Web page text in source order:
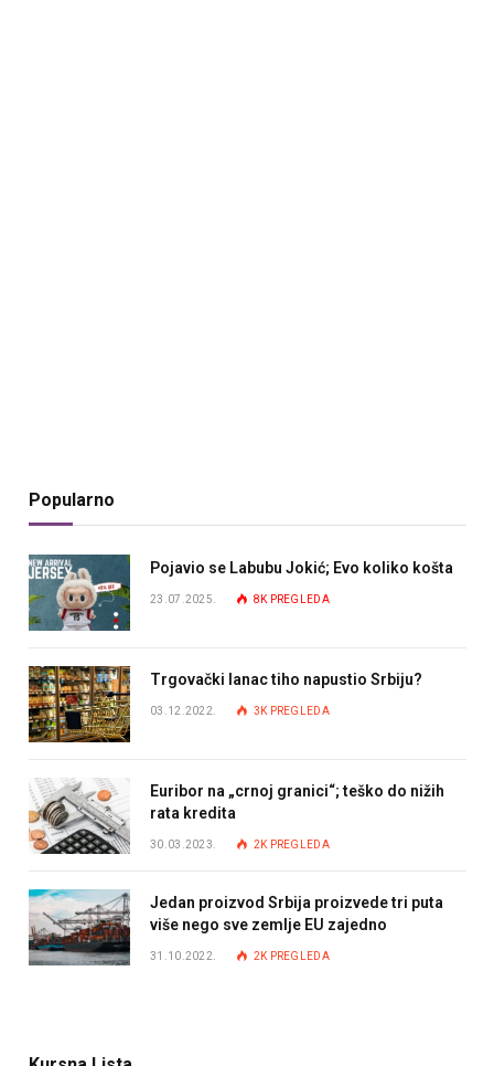
Popularno
Pojavio se Labubu Jokić; Evo koliko košta
23.07.2025. 8K PREGLEDA
Trgovački lanac tiho napustio Srbiju?
03.12.2022. 3K PREGLEDA
Euribor na „crnoj granici“; teško do nižih
rata kredita
30.03.2023. 2K PREGLEDA
Jedan proizvod Srbija proizvede tri puta
više nego sve zemlje EU zajedno
31.10.2022. 2K PREGLEDA